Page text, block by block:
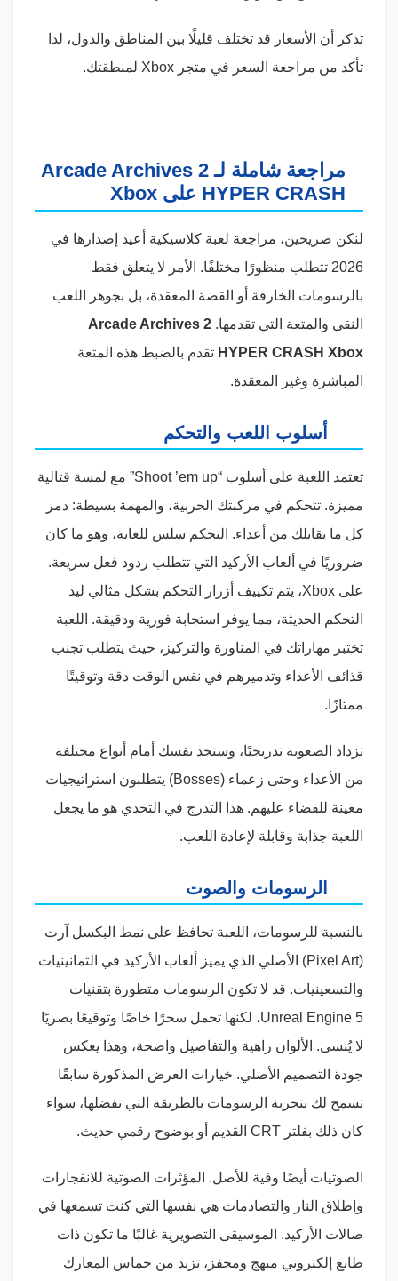
تذكر أن الأسعار قد تختلف قليلًا بين المناطق والدول، لذا
تأكد من مراجعة السعر في متجر Xbox لمنطقتك.
مراجعة شاملة لـ Arcade Archives 2
HYPER CRASH على Xbox
لنكن صريحين، مراجعة لعبة كلاسيكية أعيد إصدارها في
2026 تتطلب منظورًا مختلفًا. الأمر لا يتعلق فقط
بالرسومات الخارقة أو القصة المعقدة، بل بجوهر اللعب
النقي والمتعة التي تقدمها. Arcade Archives 2
HYPER CRASH Xbox تقدم بالضبط هذه المتعة
المباشرة وغير المعقدة.
أسلوب اللعب والتحكم
تعتمد اللعبة على أسلوب “Shoot ’em up” مع لمسة قتالية
مميزة. تتحكم في مركبتك الحربية، والمهمة بسيطة: دمر
كل ما يقابلك من أعداء. التحكم سلس للغاية، وهو ما كان
ضروريًا في ألعاب الأركيد التي تتطلب ردود فعل سريعة.
على Xbox، يتم تكييف أزرار التحكم بشكل مثالي ليد
التحكم الحديثة، مما يوفر استجابة فورية ودقيقة. اللعبة
تختبر مهاراتك في المناورة والتركيز، حيث يتطلب تجنب
قذائف الأعداء وتدميرهم في نفس الوقت دقة وتوقيتًا
ممتازًا.
تزداد الصعوبة تدريجيًا، وستجد نفسك أمام أنواع مختلفة
من الأعداء وحتى زعماء (Bosses) يتطلبون استراتيجيات
معينة للقضاء عليهم. هذا التدرج في التحدي هو ما يجعل
اللعبة جذابة وقابلة لإعادة اللعب.
الرسومات والصوت
بالنسبة للرسومات، اللعبة تحافظ على نمط البكسل آرت
(Pixel Art) الأصلي الذي يميز ألعاب الأركيد في الثمانينيات
والتسعينيات. قد لا تكون الرسومات متطورة بتقنيات
Unreal Engine 5، لكنها تحمل سحرًا خاصًا وتوقيعًا بصريًا
لا يُنسى. الألوان زاهية والتفاصيل واضحة، وهذا يعكس
جودة التصميم الأصلي. خيارات العرض المذكورة سابقًا
تسمح لك بتجربة الرسومات بالطريقة التي تفضلها، سواء
كان ذلك بفلتر CRT القديم أو بوضوح رقمي حديث.
الصوتيات أيضًا وفية للأصل. المؤثرات الصوتية للانفجارات
وإطلاق النار والتصادمات هي نفسها التي كنت تسمعها في
صالات الأركيد. الموسيقى التصويرية غالبًا ما تكون ذات
طابع إلكتروني مبهج ومحفز، تزيد من حماس المعارك